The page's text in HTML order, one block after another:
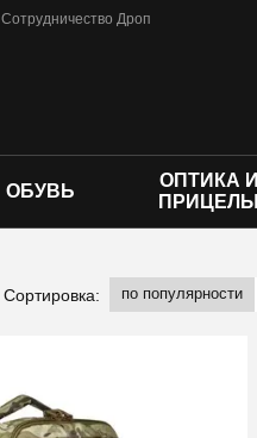
Сотрудничество Дроп
ОБУВЬ
ОПТИКА И
ПРИЦЕЛЫ
Сортировка: по популярности